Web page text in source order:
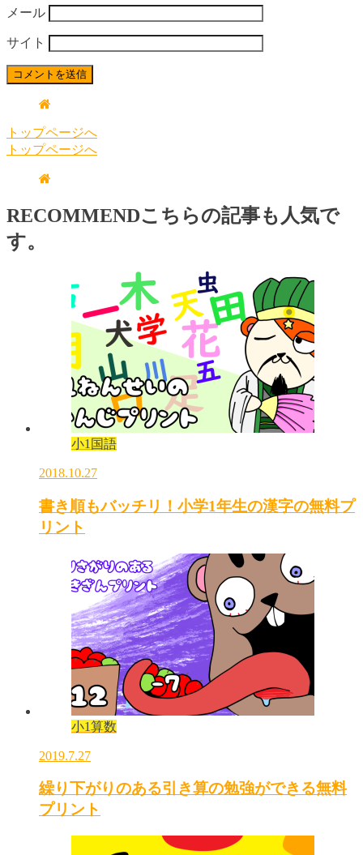
メール
サイト
トップページへ
トップページへ
RECOMMENDこちらの記事も人気で
す。
小1国語
2018.10.27
書き順もバッチリ！小学1年生の漢字の無料プ
リント
小1算数
2019.7.27
繰り下がりのある引き算の勉強ができる無料
プリント